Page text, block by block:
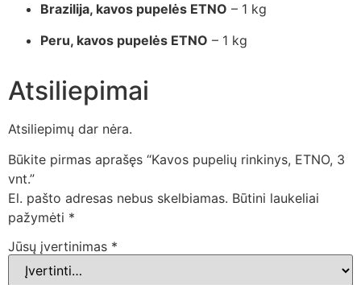
Brazilija, kavos pupelės ETNO – 1 kg
Peru, kavos pupelės ETNO – 1 kg
Atsiliepimai
Atsiliepimų dar nėra.
Būkite pirmas aprašęs “Kavos pupelių rinkinys, ETNO, 3
vnt.”
El. pašto adresas nebus skelbiamas. Būtini laukeliai
pažymėti *
Jūsų įvertinimas *